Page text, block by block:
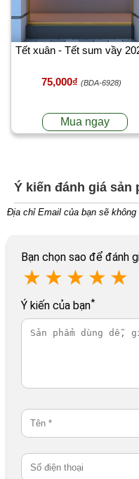
Tết xuân - Tết sum vầy
75,000₫ (BDA-6928)
Mua ngay
Ý kiến đánh giá sản
Địa chỉ Email của bạn sẽ
Bạn chọn sao để đánh
★ ★ ★ ★ ★
Ý kiến của bạn*